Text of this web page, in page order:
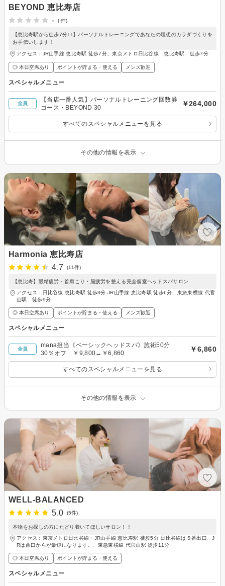
BEYOND 恵比寿店
-
(-件)
【恵比寿駅から徒歩7分♪♪】パーソナルトレーニングであなたの理想のカラダづくりを
お手伝いします！
アクセス：JR山手線 恵比寿駅 徒歩7分、東京メトロ日比谷線 恵比寿駅 徒歩7分
◎ 本日空席あり ポイントが貯まる・使える メンズ歓迎
スペシャルメニュー
全員
【当店一番人気】パーソナルトレーニング回数券
コース・BEYOND 30
￥264,000
すべてのスペシャルメニューを見る
その他の情報を表示
Harmonia 恵比寿店
4.7
(11件)
【恵比寿】眼精疲労・首肩こり・脳疲労を整える完全個室ヘッドスパサロン
アクセス：日比谷線 恵比寿駅 徒歩3分 JR山手線 恵比寿駅 徒歩6分、東急東横線 代官
山駅 徒歩9分
◎ 本日空席あり ポイントが貯まる・使える メンズ歓迎
スペシャルメニュー
全員
mana担当《ベーシックヘッドスパ》施術50分
30％オフ ￥9,800→￥6,860
￥6,860
すべてのスペシャルメニューを見る
その他の情報を表示
WELL-BALANCED
5.0
(5件)
本物をお探しの方にたどり着いてほしいサロン！！
アクセス：東京メトロ日比谷線・JR山手線 恵比寿駅 徒歩5分 日比谷線は５番出口、J
Rは西口からが最短になります。、東急東横線 代官山駅 徒歩11分
◎ 本日空席あり ポイントが貯まる・使える
スペシャルメニュー